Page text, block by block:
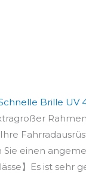
Brille UV
Sie einen
】Es ist